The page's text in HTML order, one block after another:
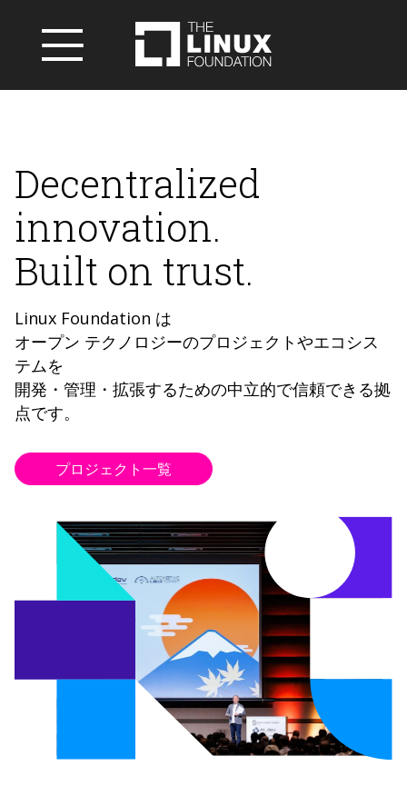
Decentralized
innovation.
Built on trust.
Linux Foundation は
オープン テクノロジーのプロジェクトやエコシス
テムを
開発・管理・拡張するための中立的で信頼できる拠
点です。
プロジェクト一覧